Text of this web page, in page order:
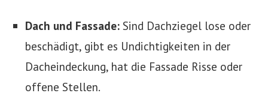
Dach und Fassade: Sind Dachziegel lose oder
beschädigt, gibt es Undichtigkeiten in der
Dacheindeckung, hat die Fassade Risse oder
offene Stellen.